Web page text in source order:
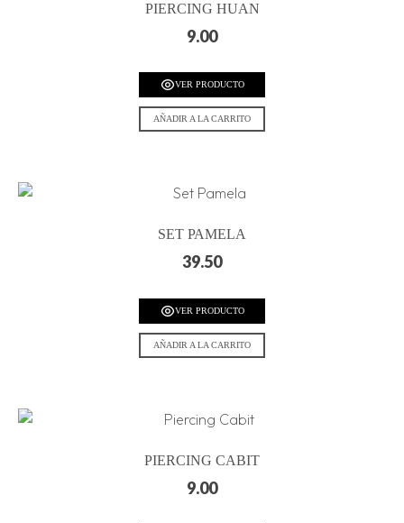
PIERCING HUAN
9.00
VER PRODUCTO
AÑADIR A LA CARRITO
SET PAMELA
39.50
VER PRODUCTO
AÑADIR A LA CARRITO
PIERCING CABIT
9.00